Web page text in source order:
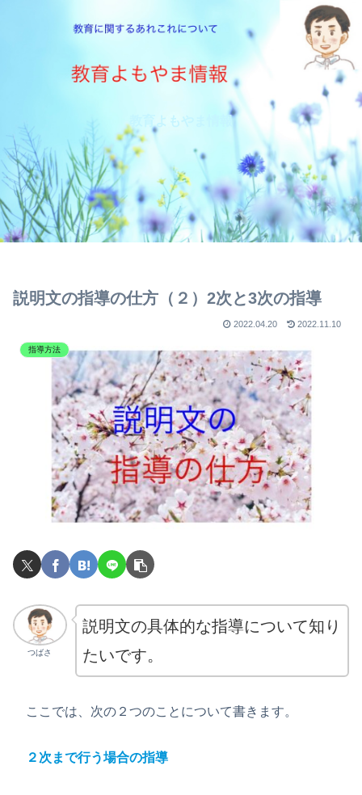
教育よもやま情報
説明文の指導の仕方（２）2次と3次の指導
2022.04.20 2022.11.10
指導方法
つばさ
説明文の具体的な指導について知り
たいです。
ここでは、次の２つのことについて書きます。
２次まで行う場合の指導